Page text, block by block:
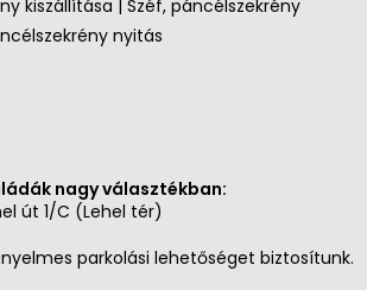
kiszállítása | Széf, páncélszekrény
nyitás
nagy választékban:
út 1/C (Lehel tér)
parkolási lehetőséget biztosítunk.